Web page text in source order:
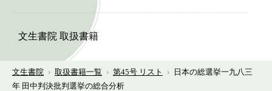
文生書院 取扱書籍
文生書院 › 取扱書籍一覧 › 第45号 リスト ›
日本の総選挙一九八三
年 田中判決批判選挙の総合分析